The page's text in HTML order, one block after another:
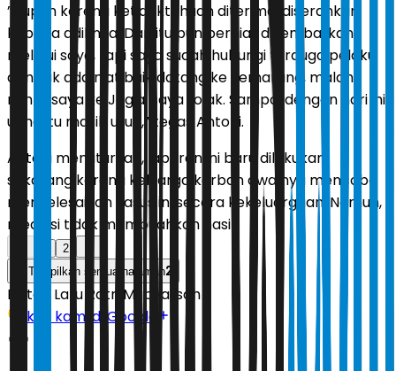
”Itupun karena ketidaktahuan diterima, diserahkan
kepada adiknya. Dan itu pun berniat dikembalikan
melalui saya, tapi saya sudah hubungi terduga pelaku
dan tak ada niat baik datang ke Semarang, malah
minta saya ke Jogja, saya tolak. Sampai dengan hari ini
uang itu masih utuh,” tegas Antoni.
Antoni menuturkan, laporan ini baru dilakukan
sekarang karena keluarga korban awalnya mencoba
menyelesaikan kasus ini secara kekeluargaan. Namun,
mediasi tidak membuahkan hasil.
2
Tampilkan semua halaman2
Editor: Latu Ratri Mubyarsah
Ikuti kami di Google